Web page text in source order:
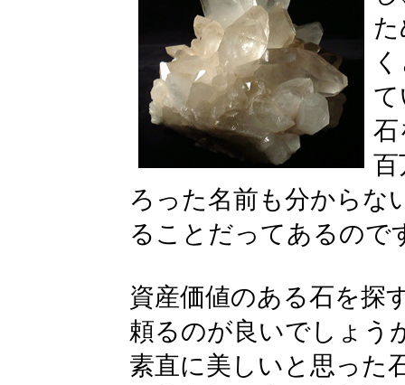
石
百
ろった名前も分からな
ることだってあるので
資産価値のある石を探
頼るのが良いでしょう
素直に美しいと思った